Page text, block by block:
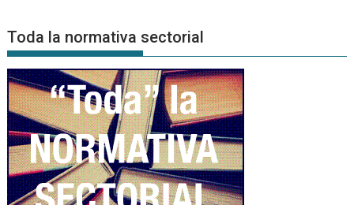
Noticias
Toda la normativa sectorial